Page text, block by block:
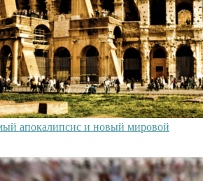
апокалипсис и новый мировой